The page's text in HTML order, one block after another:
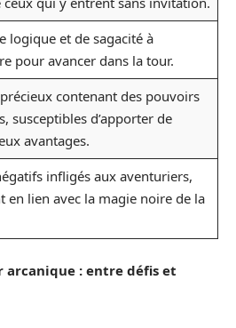
logique et de sagacité à
pour avancer dans la tour.
contenant des pouvoirs
susceptibles d’apporter de
avantages.
infligés aux aventuriers,
en lien avec la magie noire de la
arcanique : entre défis et